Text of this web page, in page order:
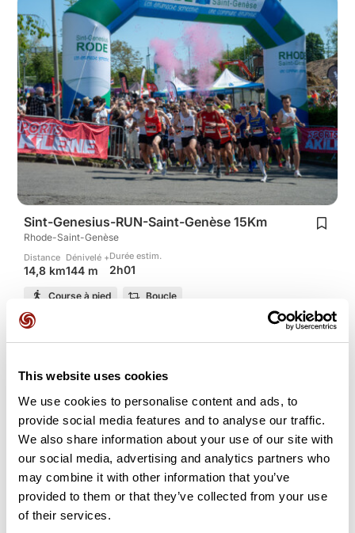
This website uses cookies
We use cookies to personalise content and ads, to
provide social media features and to analyse our traffic.
We also share information about your use of our site with
our social media, advertising and analytics partners who
may combine it with other information that you’ve
provided to them or that they’ve collected from your use
of their services.
Sint-Genesius-RUN-Saint-Genèse 15Km
Rhode-Saint-Genèse
Distance
14,8 km
Dénivelé +
144 m
Durée estim.
2h01
Course à pied Boucle